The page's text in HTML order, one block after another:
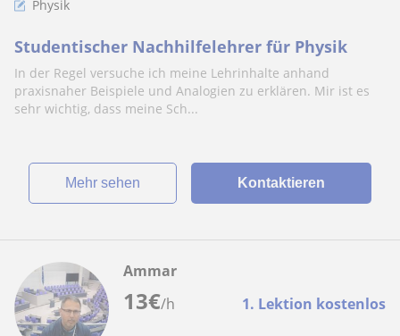
Physik
Studentischer Nachhilfelehrer für Physik
In der Regel versuche ich meine Lehrinhalte anhand
praxisnaher Beispiele und Analogien zu erklären. Mir ist es
sehr wichtig, dass meine Sch...
Mehr sehen Kontaktieren
13€/h 1. Lektion kostenlos
Ammar